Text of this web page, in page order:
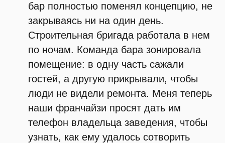
бар полностью поменял концепцию, не
закрываясь ни на один день.
Строительная бригада работала в нем
по ночам. Команда бара зонировала
помещение: в одну часть сажали
гостей, а другую прикрывали, чтобы
люди не видели ремонта. Меня теперь
наши франчайзи просят дать им
телефон владельца заведения, чтобы
узнать, как ему удалось сотворить